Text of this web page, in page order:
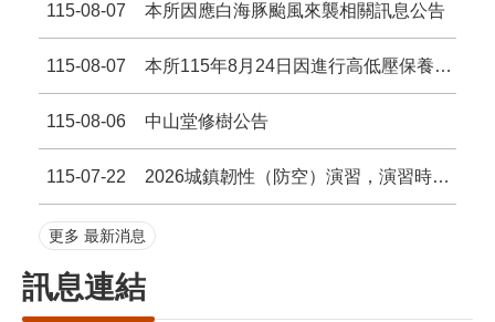
115-08-07 本所因應白海豚颱風來襲相關訊息公告
115-08-07 本所115年8月24日因進行高低壓保養停電，休館半日。
115-08-06 中山堂修樹公告
115-07-22 2026城鎮韌性（防空）演習，演習時間已調整說明。
更多 最新消息
訊息連結